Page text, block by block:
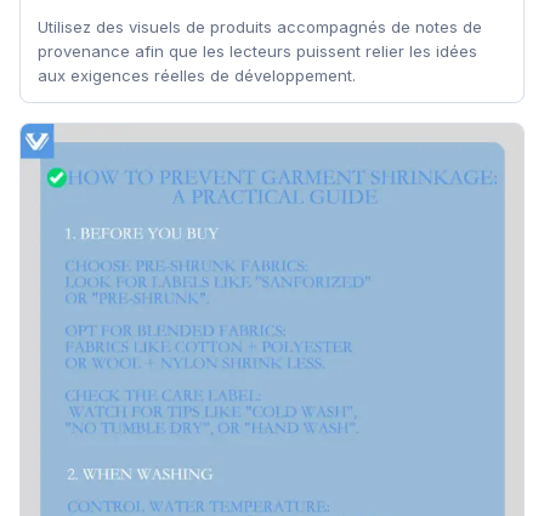
Utilisez des visuels de produits accompagnés de notes de
provenance afin que les lecteurs puissent relier les idées
aux exigences réelles de développement.